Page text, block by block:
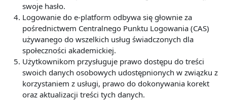
swoje hasło.
Logowanie do e-platform odbywa się głownie za
pośrednictwem Centralnego Punktu Logowania (CAS)
używanego do wszelkich usług świadczonych dla
społeczności akademickiej.
Użytkownikom przysługuje prawo dostępu do treści
swoich danych osobowych udostępnionych w związku z
korzystaniem z usługi, prawo do dokonywania korekt
oraz aktualizacji treści tych danych.